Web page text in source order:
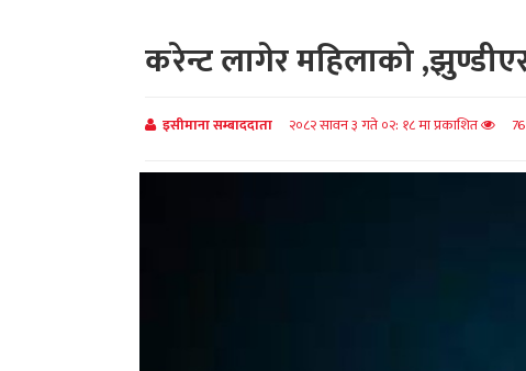
करेन्ट लागेर महिलाको
इसीमाना सम्बाददाता २०८२ सावन ३ गते ०२: १८ मा प्रकाशित